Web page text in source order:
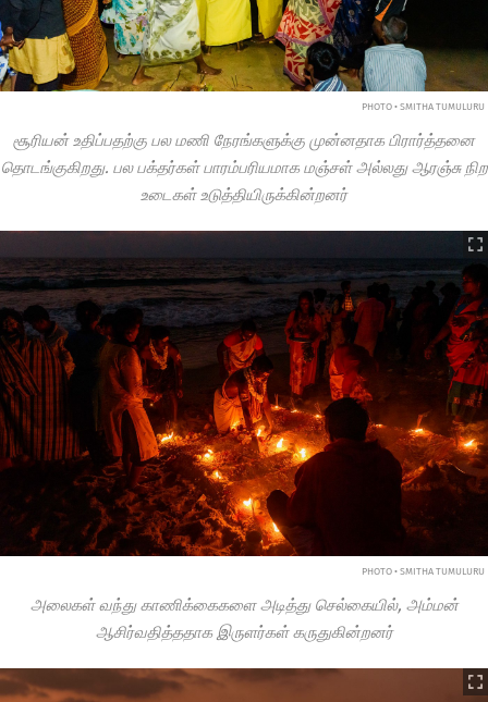
PHOTO • SMITHA TUMULURU
சூரியன் உதிப்பதற்கு பல மணி நேரங்களுக்கு முன்னதாக பிரார்த்தனை
தொடங்குகிறது. பல பக்தர்கள் பாரம்பரியமாக மஞ்சள் அல்லது ஆரஞ்சு நிற
உடைகள் உடுத்தியிருக்கின்றனர்
PHOTO • SMITHA TUMULURU
அலைகள் வந்து காணிக்கைகளை அடித்து செல்கையில், அம்மன்
ஆசிர்வதித்ததாக இருளர்கள் கருதுகின்றனர்